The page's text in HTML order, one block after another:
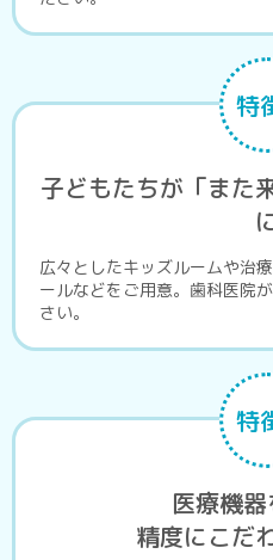
特
子どもたちが「また
広々としたキッズルームや治
ールなどをご用意。歯科医院
さい。
特
医療機
精度にこだ